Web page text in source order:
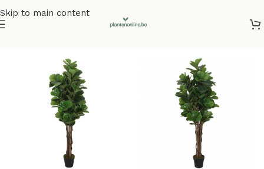
Skip to main content